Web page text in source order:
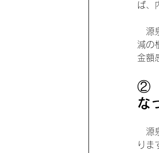
ば、
源
減の
金額
②
な
源
りま